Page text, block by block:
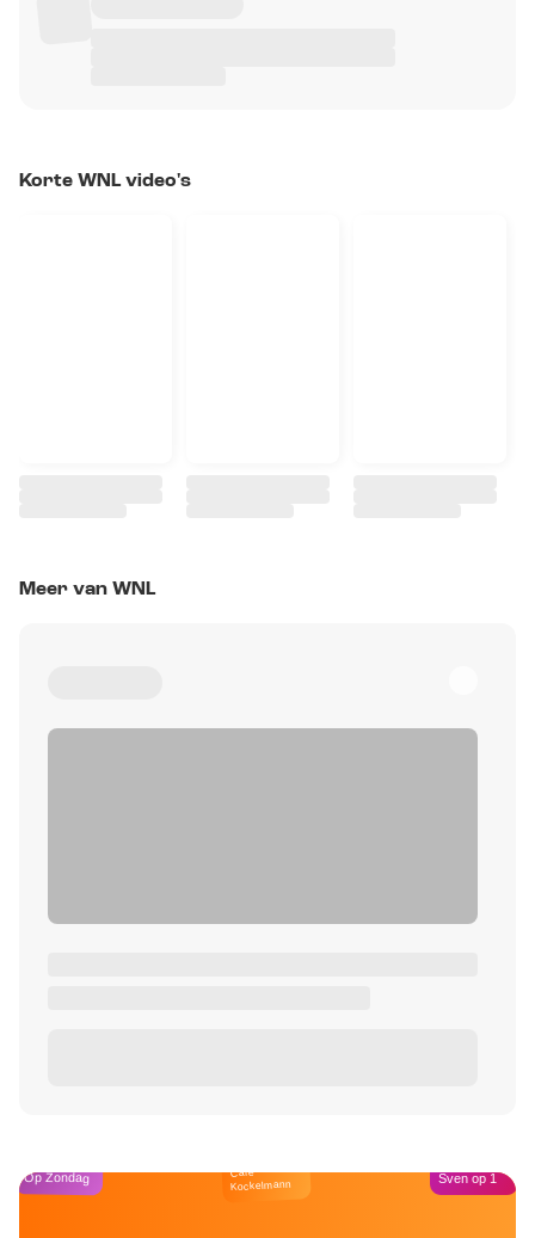
Korte WNL video's
Meer van WNL
Op Zondag Café
Kockelmann Sven op 1